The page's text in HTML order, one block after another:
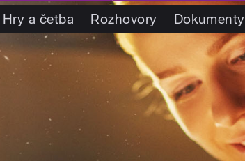
Hry a četba Rozhovory Dokumenty